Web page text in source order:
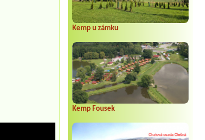
Kemp u zámku
Kemp Fousek